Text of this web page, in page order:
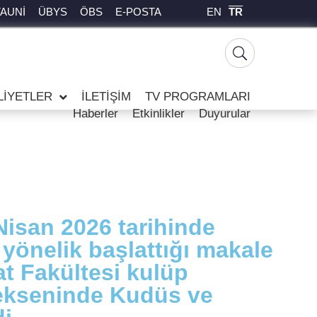
ÜBYS ÖBS E-POSTA EN TR
İLETİŞİM
TV PROGRAMLARI
Haberler
Etkinlikler Duyurular
2026 tarihinde
başlattığı makale
Fakültesi kulüp
Kudüs ve